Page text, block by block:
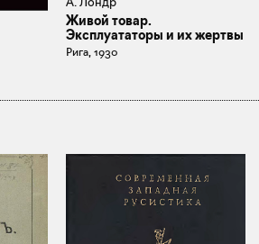
Живой товар.
Эксплуататоры и их жертвы
Рига, 1930